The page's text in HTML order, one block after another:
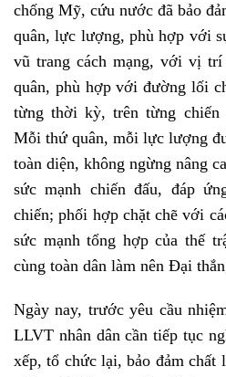
chống Mỹ, cứu nước đã bảo
quân, lực lượng, phù hợp với
vũ trang cách mạng, với vị
quân, phù hợp với đường lối
từng thời kỳ, trên từng chiến
Mỗi thứ quân, mỗi lực lượng
toàn diện, không ngừng nâng
sức mạnh chiến đấu, đáp
chiến; phối hợp chặt chẽ với
sức mạnh tổng hợp của thế
cùng toàn dân làm nên Đại
Ngày nay, trước yêu cầu
LLVT nhân dân cần tiếp tục
xếp, tổ chức lại, bảo đảm chất